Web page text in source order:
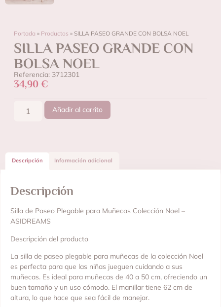
Portada » Productos » SILLA PASEO GRANDE CON BOLSA NOEL
SILLA PASEO GRANDE CON
BOLSA NOEL
Referencia: 3712301
34,90 €
Añadir al carrito
Descripción Información adicional
Descripción
Silla de Paseo Plegable para Muñecas Colección Noel –
ASIDREAMS
Descripción del producto
La silla de paseo plegable para muñecas de la colección Noel
es perfecta para que las niñas jueguen cuidando a sus
muñecas. Es ideal para muñecas de 40 a 50 cm, ofreciendo un
buen tamaño y un uso cómodo. El manillar tiene 62 cm de
altura, lo que hace que sea fácil de manejar.